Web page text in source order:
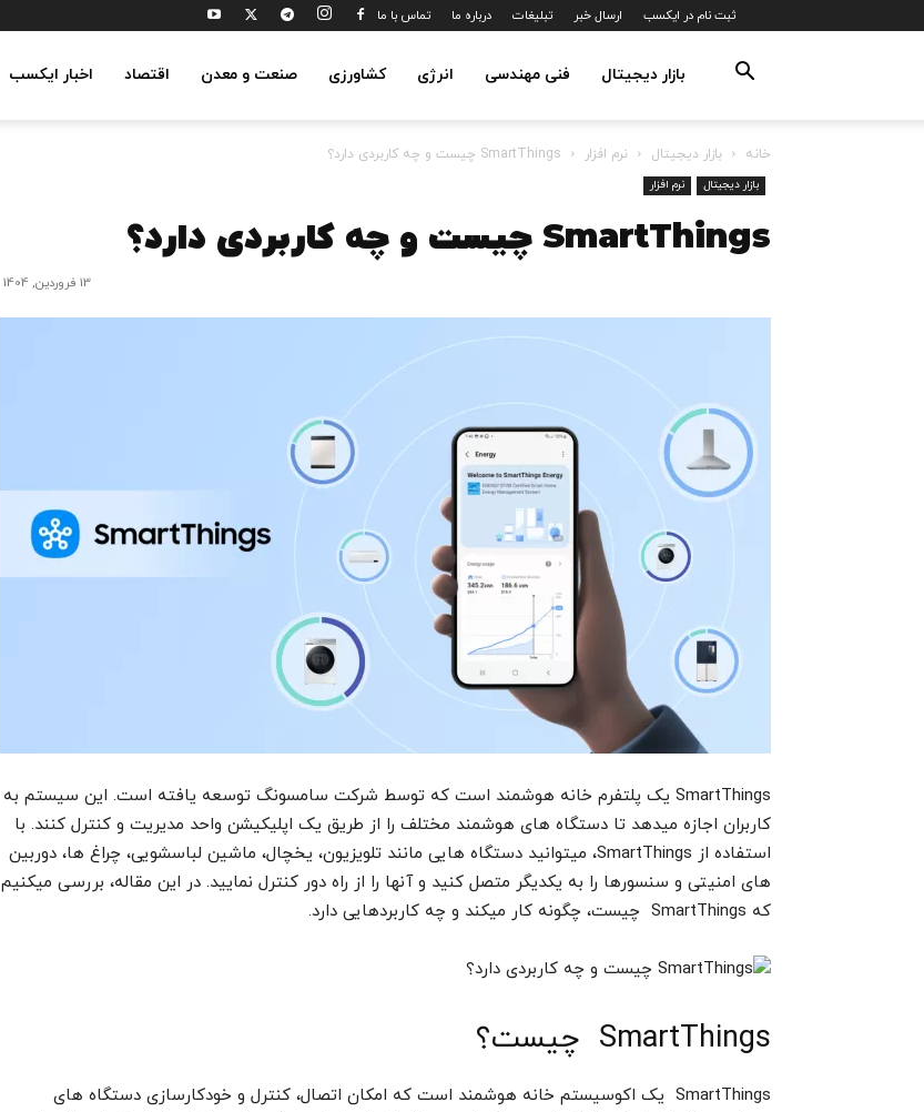
ثبت نام در ایکسب ارسال خبر تبلیغات درباره ما تماس با ما
اخبار ایکسب اقتصاد صنعت و معدن کشاورزی انرژی فنی مهندسی بازار دیجیتال
خانه بازار دیجیتال نرم افزار SmartThings چیست و چه کاربردی دارد؟
بازار دیجیتال نرم افزار
SmartThings چیست و چه کاربردی دارد؟
13 فروردین, 1404
SmartThings یک پلتفرم خانه هوشمند است که توسط شرکت سامسونگ توسعه یافته است. این سیستم به
کاربران اجازه میدهد تا دستگاه های هوشمند مختلف را از طریق یک اپلیکیشن واحد مدیریت و کنترل کنند. با
استفاده از SmartThings، میتوانید دستگاه هایی مانند تلویزیون، یخچال، ماشین لباسشویی، چراغ ها، دوربین
های امنیتی و سنسورها را به یکدیگر متصل کنید و آنها را از راه دور کنترل نمایید. در این مقاله، بررسی میکنیم
که SmartThings چیست، چگونه کار میکند و چه کاربردهایی دارد.
SmartThings چیست؟
SmartThings یک اکوسیستم خانه هوشمند است که امکان اتصال، کنترل و خودکارسازی دستگاه های